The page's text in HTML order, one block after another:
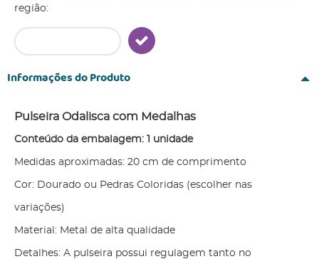
região:
Informações do Produto
Pulseira Odalisca com Medalhas
Conteúdo da embalagem: 1 unidade
Medidas aproximadas: 20 cm de comprimento
Cor: Dourado ou Pedras Coloridas (escolher nas
variações)
Material: Metal de alta qualidade
Detalhes: A pulseira possui regulagem tanto no